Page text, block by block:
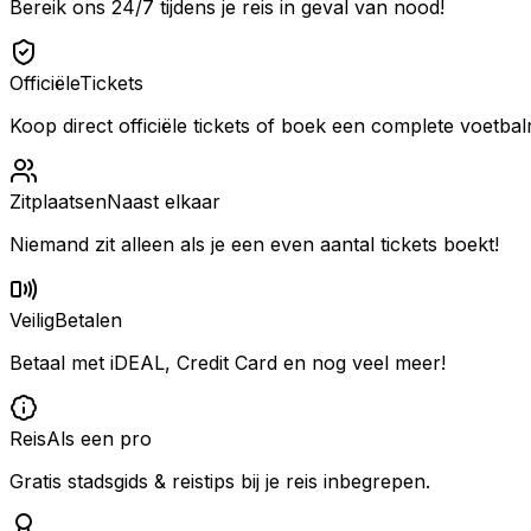
Bereik ons 24/7 tijdens je reis in geval van nood!
OfficiëleTickets
Koop direct officiële tickets of boek een complete
ZitplaatsenNaast elkaar
Niemand zit alleen als je een even aantal tickets boekt!
VeiligBetalen
Betaal met iDEAL, Credit Card en nog veel meer!
ReisAls een pro
Gratis stadsgids & reistips bij je reis inbegrepen.